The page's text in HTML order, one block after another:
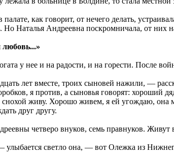
как говорит, от нечего делать,
Но Наталья Андреевна поскромничала, от них
любовь...»
у нее и на радости, и на горести. После
лет вместе, троих сыновей нажили, —
я против, а сыновья говорят: хороший
снохой живу. Хорошо живем, я ей угождаю,
друг другу.
четверо внуков, семь правнуков.
светло она, — вот Олежка из